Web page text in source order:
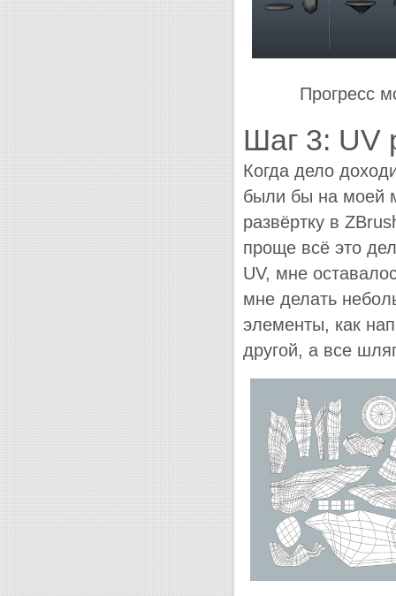
Прогресс
Шаг 3: UV
Когда дело
были бы на моей
развёртку в
проще всё это
UV, мне
мне делать
элементы, как
другой, а все